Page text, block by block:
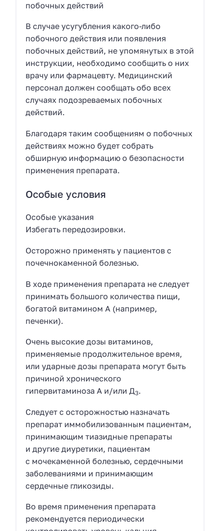
побочных действий
В случае усугубления какого-либо
побочного действия или появления
побочных действий, не упомянутых в этой
инструкции, необходимо сообщить о них
врачу или фармацевту. Медицинский
персонал должен сообщать обо всех
случаях подозреваемых побочных
действий.
Благодаря таким сообщениям о побочных
действиях можно будет собрать
обширную информацию о безопасности
применения препарата.
Особые условия
Особые указания
Избегать передозировки.
Осторожно применять у пациентов с
почечнокаменной болезнью.
В ходе применения препарата не следует
принимать большого количества пищи,
богатой витамином А (например,
печенки).
Очень высокие дозы витаминов,
применяемые продолжительное время,
или ударные дозы препарата могут быть
причиной хронического
гипервитаминоза А и/или Д3.
Следует с осторожностью назначать
препарат иммобилизованным пациентам,
принимающим тиазидные препараты
и другие диуретики, пациентам
с мочекаменной болезнью, сердечными
заболеваниями и принимающим
сердечные гликозиды.
Во время применения препарата
рекомендуется периодически